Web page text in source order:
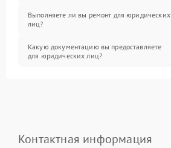
Выполняете ли вы ремонт для юридических
лиц?
Какую документацию вы предоставляете
для юридических лиц?
Контактная информация